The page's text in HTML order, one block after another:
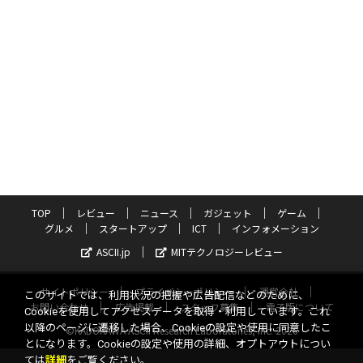
TOP レビュー ニュース ガジェット
ゲーム
グルメ
スタートアップ ICT
インフォメーション
ASCII.jp
MITテクノロジーレビュー
サイトポリシー プライバシーポリシー
運営会社
お問い合わせ
広告掲載 スタッフ募集
電子版について
©KADOKAWA ASCII Research Laboratories, Inc. 2026
このサイトでは、利用状況の把握や広告配信などのために、
Cookieを使用してアクセスデータを取得・利用しています。これ
以降のページに遷移した場合、Cookieの設定や使用に同意したこ
とになります。Cookieの設定や使用の詳細、オプトアウトについ
ては詳細 をご覧ください。